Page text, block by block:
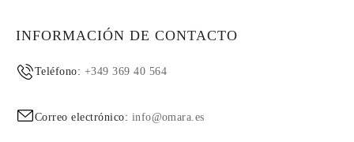
INFORMACIÓN DE CONTACTO
Teléfono: +349 369 40 564
Correo electrónico: info@omara.es